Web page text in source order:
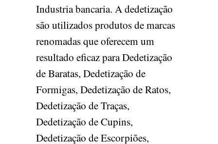
Industria bancaria. A dedetização
são utilizados produtos de marcas
renomadas que oferecem um
resultado eficaz para Dedetização
de Baratas, Dedetização de
Formigas, Dedetização de Ratos,
Dedetização de Traças,
Dedetização de Cupins,
Dedetização de Escorpiões,